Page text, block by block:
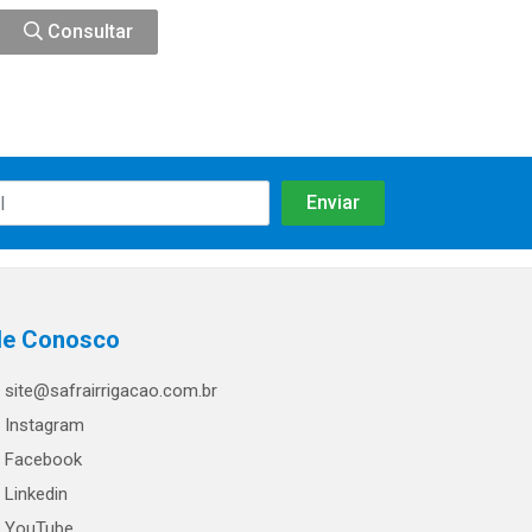
Consultar
Conosco
site@safrairrigacao.com.br
Instagram
Facebook
Linkedin